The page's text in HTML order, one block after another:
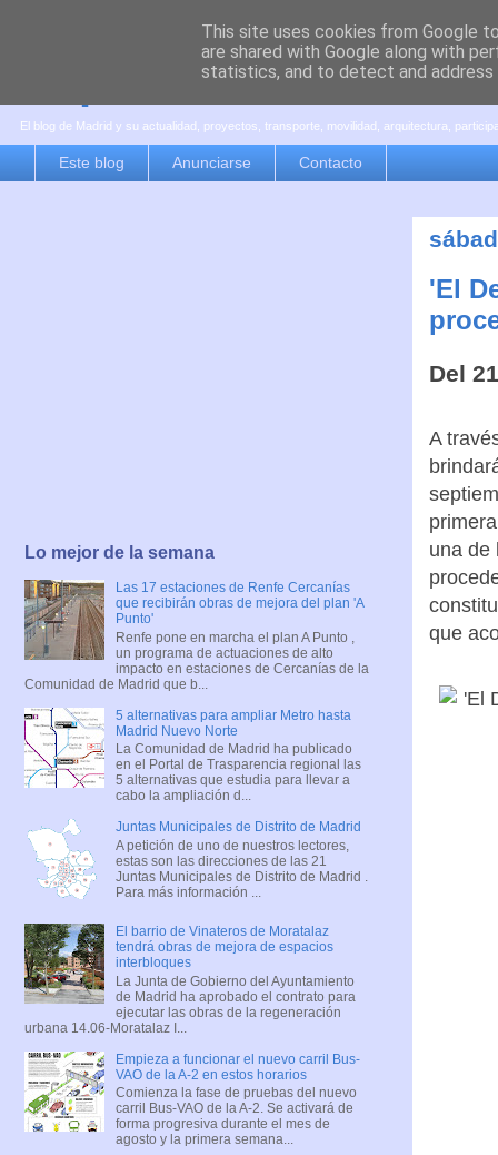
es por madrid
El blog de Madrid y su actualidad, proyectos, transporte, movilidad, arquitectura,
Este blog Anunciarse Contacto
'El
Del
A
una de
que
Lo mejor de la semana
Las 17 estaciones de Renfe Cercanías
que recibirán obras de mejora del plan 'A
Punto'
Renfe pone en marcha el plan A Punto ,
un programa de actuaciones de alto
impacto en estaciones de Cercanías de la
Comunidad de Madrid que b...
5 alternativas para ampliar Metro hasta
Madrid Nuevo Norte
La Comunidad de Madrid ha publicado
en el Portal de Trasparencia regional las
5 alternativas que estudia para llevar a
cabo la ampliación d...
Juntas Municipales de Distrito de Madrid
A petición de uno de nuestros lectores,
estas son las direcciones de las 21
Juntas Municipales de Distrito de Madrid .
Para más información ...
El barrio de Vinateros de Moratalaz
tendrá obras de mejora de espacios
interbloques
La Junta de Gobierno del Ayuntamiento
de Madrid ha aprobado el contrato para
ejecutar las obras de la regeneración
urbana 14.06-Moratalaz I...
Empieza a funcionar el nuevo carril Bus-
VAO de la A-2 en estos horarios
Comienza la fase de pruebas del nuevo
carril Bus-VAO de la A-2. Se activará de
forma progresiva durante el mes de
agosto y la primera semana...
This site uses cookies from Google
are shared with Google along with
statistics, and to detect and address